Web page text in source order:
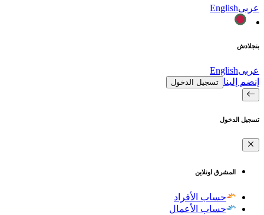
عربى English
بنجلادش
عربى English
إنضم إلينا
تسجيل الدخول
تسجيل الدخول
المشرق اونلاين
حساب الأفراد
حساب الأعمال